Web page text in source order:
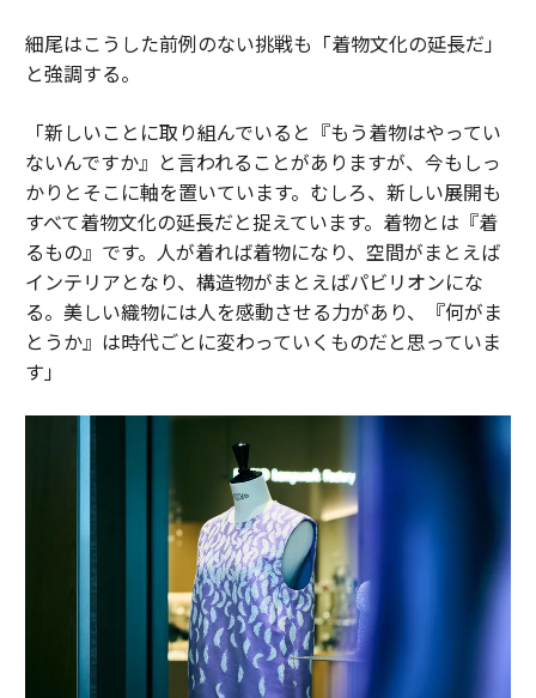
細尾はこうした前例のない挑戦も「着物文化の延長だ」
と強調する。
「新しいことに取り組んでいると『もう着物はやってい
ないんですか』と言われることがありますが、今もしっ
かりとそこに軸を置いています。むしろ、新しい展開も
すべて着物文化の延長だと捉えています。着物とは『着
るもの』です。人が着れば着物になり、空間がまとえば
インテリアとなり、構造物がまとえばパビリオンにな
る。美しい織物には人を感動させる力があり、『何がま
とうか』は時代ごとに変わっていくものだと思っていま
す」